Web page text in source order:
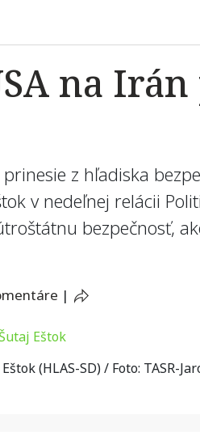
na
z hľadiska
v nedeľnej relácii
bezpečnosť,
|
(HLAS-SD) / Foto: TASR-